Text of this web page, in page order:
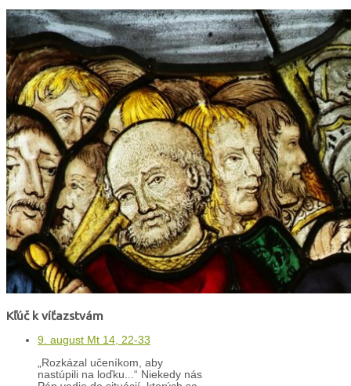
Kľúč k víťazstvám
9. august Mt 14, 22-33
„Rozkázal učeníkom, aby
nastúpili na loďku...“ Niekedy nás